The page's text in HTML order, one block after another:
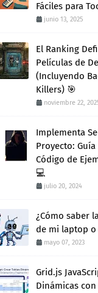
Fáciles para
junio 13, 2025
El Ranking
Películas de
(Incluyendo
Killers) 🎯
noviembre 22,
Implementa
Proyecto:
Código de
💻
julio 20, 2024
¿Cómo saber
de mi laptop o
mayo 07, 2023
Grid.js
Dinámicas